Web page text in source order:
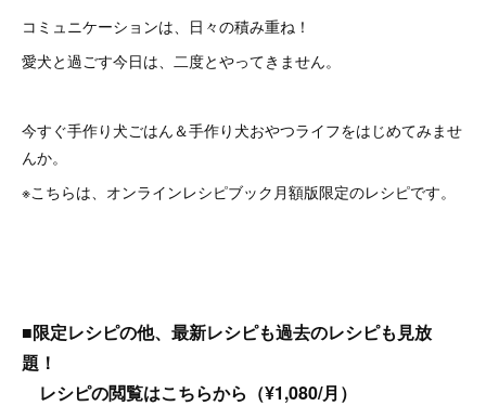
コミュニケーションは、日々の積み重ね！
愛犬と過ごす今日は、二度とやってきません。
今すぐ手作り犬ごはん＆手作り犬おやつライフをはじめてみませ
んか。
※こちらは、オンラインレシピブック月額版限定のレシピです。
■限定レシピの他、最新レシピも過去のレシピも見放
題！
レシピの閲覧はこちらから（¥1,080/月）